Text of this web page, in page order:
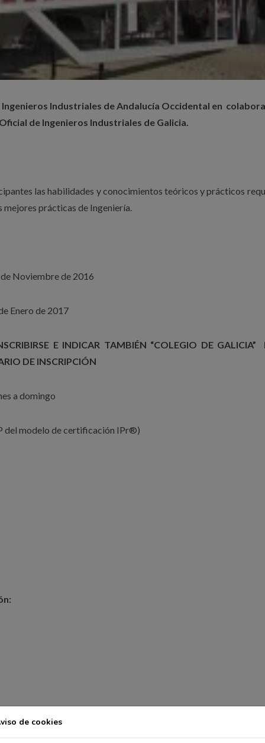
Industriales de Andalucía Occidental en
de Ingenieros Industriales de Galicia.
las habilidades y conocimientos teóricos y prácticos
mejores prácticas de Ingeniería.
Noviembre de 2016
Enero de 2017
E INDICAR TAMBIÉN “COLEGIO DE GALICIA”
DE INSCRIPCIÓN
a domingo
del modelo de certificación IPr®)
de cookies